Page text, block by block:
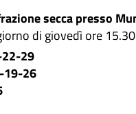
secca presso
di giovedì ore
29
26